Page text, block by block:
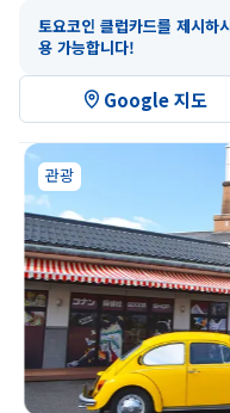
토요코인 클럽카드를 제시하
용 가능합니다!
Google 지도
관광